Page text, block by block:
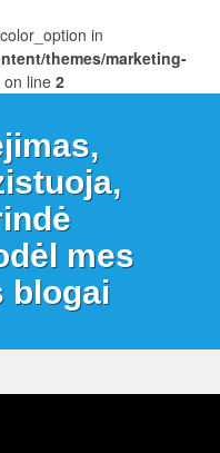
in
themes/marketing-
on line 2
mes
blogai